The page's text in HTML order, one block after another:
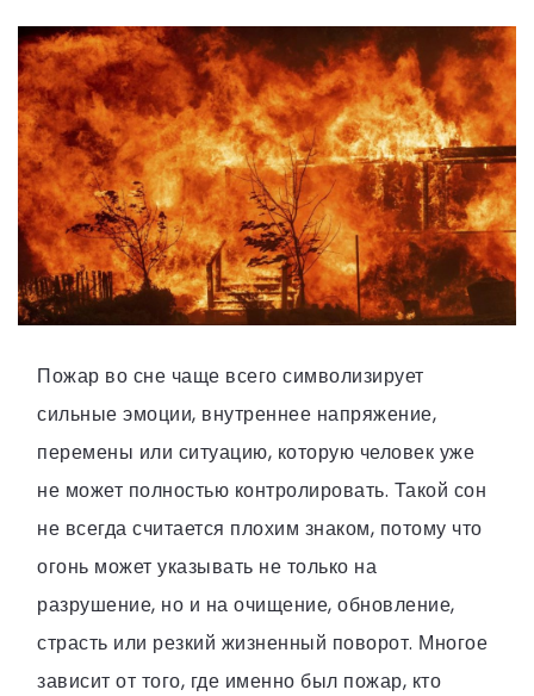
Пожар во сне чаще всего символизирует
сильные эмоции, внутреннее напряжение,
перемены или ситуацию, которую человек уже
не может полностью контролировать. Такой сон
не всегда считается плохим знаком, потому что
огонь может указывать не только на
разрушение, но и на очищение, обновление,
страсть или резкий жизненный поворот. Многое
зависит от того, где именно был пожар, кто